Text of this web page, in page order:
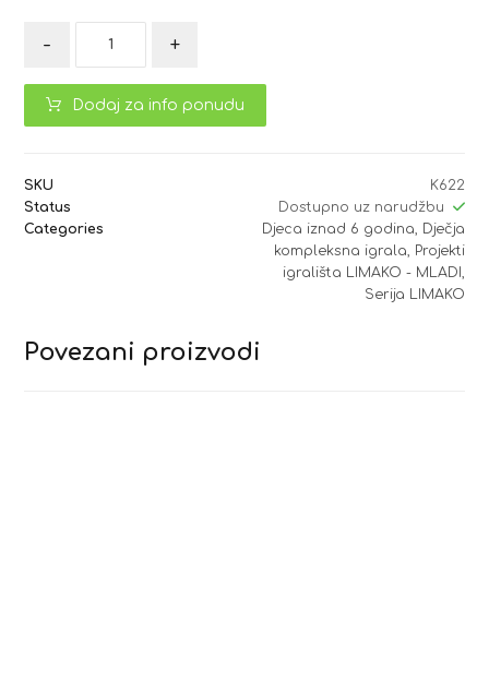
- +
Dodaj za info ponudu
SKU
K622
Status
Dostupno uz narudžbu
Categories
Djeca iznad 6 godina, Dječja
kompleksna igrala, Projekti
igrališta LIMAKO - MLADI ,
Serija LIMAKO
Povezani proizvodi